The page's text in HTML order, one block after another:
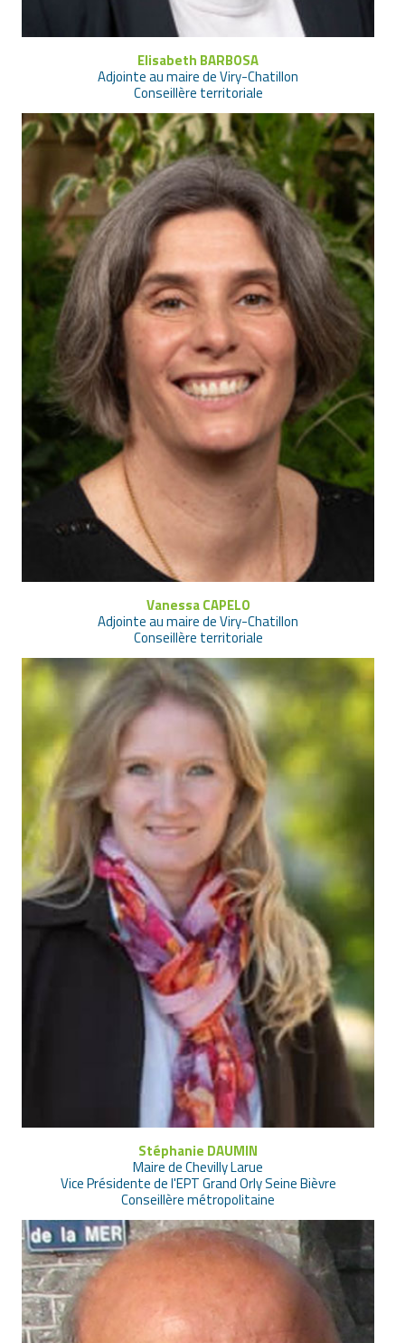
Elisabeth BARBOSA
Adjointe au maire de Viry-Chatillon
Conseillère territoriale
Vanessa CAPELO
Adjointe au maire de Viry-Chatillon
Conseillère territoriale
Stéphanie DAUMIN
Maire de Chevilly Larue
Vice Présidente de l'EPT Grand Orly Seine Bièvre
Conseillère métropolitaine